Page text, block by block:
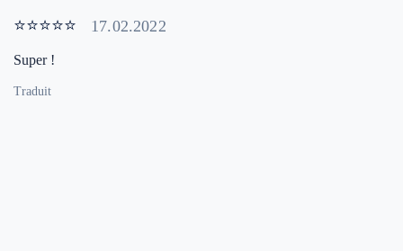
⭐⭐⭐⭐⭐ 17.02.2022
Super !
Traduit